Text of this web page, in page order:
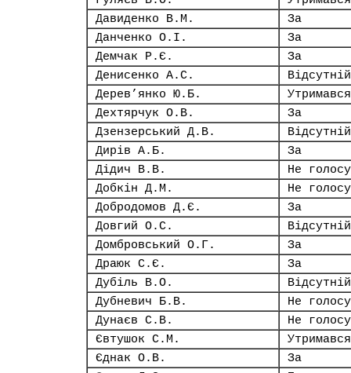
Давиденко В.М.
За
Данченко О.І.
За
Демчак Р.Є.
За
Денисенко А.С.
Відсутній
Дерев’янко Ю.Б.
Утримався
Дехтярчук О.В.
За
Дзензерський Д.В.
Відсутній
Дирів А.Б.
За
Дідич В.В.
Не
Добкін Д.М.
Не
Добродомов Д.Є.
За
Довгий О.С.
Відсутній
Домбровський О.Г.
За
Драюк С.Є.
За
Дубіль В.О.
Відсутній
Дубневич Б.В.
Не
Дунаєв С.В.
Не
Євтушок С.М.
Утримався
Єднак О.В.
За